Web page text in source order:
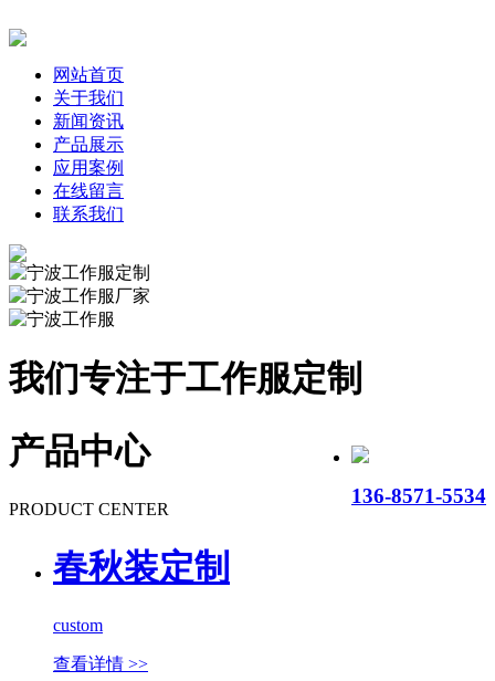
网站首页
关于我们
新闻资讯
产品展示
应用案例
在线留言
联系我们
我们专注于工作服定制
136-8571-5534
产品中心
PRODUCT CENTER
春秋装定制
custom
查看详情 >>